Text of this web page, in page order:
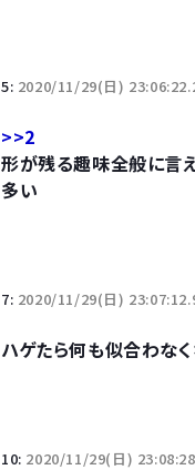
5: 2020/11/29(日)
>>2
形が残る趣味全般に言
多い
7: 2020/11/29(日)
ハゲたら何も似合わなく
10: 2020/11/29(日)